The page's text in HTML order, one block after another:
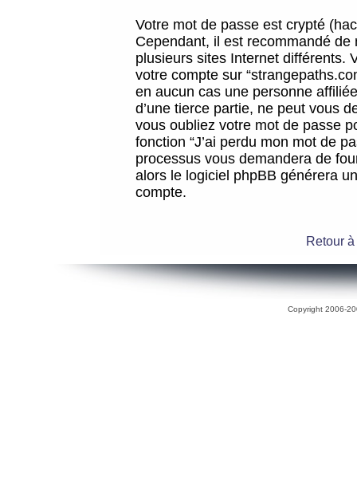
Votre mot de passe est crypté
Cependant, il est recommandé
plusieurs sites Internet différents.
votre compte sur
en aucun cas une personne
d’une tierce partie, ne peut vous
vous oubliez votre mot de passe
fonction “J’ai perdu mon mot de
processus vous demandera de
alors le logiciel phpBB générera
compte.
Retour
Copyright 2006-